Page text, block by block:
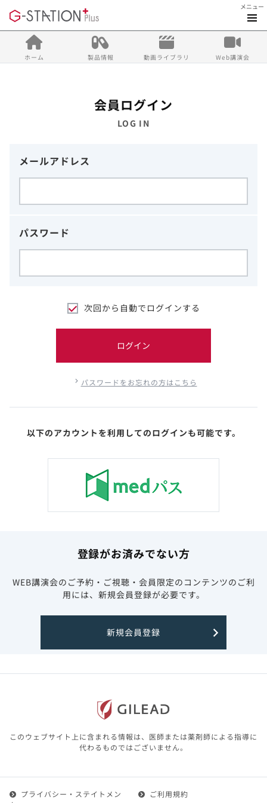
メニュー
ホーム 製品情報 動画ライブラリ Web講演会
会員ログイン
LOG IN
メールアドレス
パスワード
次回から自動でログインする
ログイン
パスワードをお忘れの方はこちら
以下のアカウントを利用してのログインも可能です。
登録がお済みでない方
WEB講演会のご予約・ご視聴・会員限定のコンテンツのご利
用には、新規会員登録が必要です。
新規会員登録
このウェブサイト上に含まれる情報は、医師または薬剤師による指導に
代わるものではございません。
プライバシー・ステイトメン
ご利用規約